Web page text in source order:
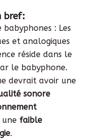
bref:
: Les
et analogiques
réside dans le
le babyphone.
devrait avoir une
sonore
faible
.